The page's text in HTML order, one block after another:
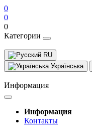
0
0
0
Категории
RU
Українська
Информация
Информация
Контакты